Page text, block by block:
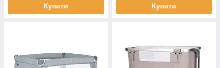
Купити Купити